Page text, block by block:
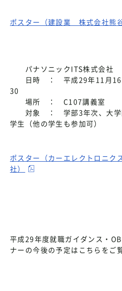
ポスター（建設業 株式会社熊谷
パナソニックITS株式会社
日時 ： 平成29年11月16
30
場所 ： C107講義室
対象 ： 学部3年次、大学
学生（他の学生も参加可）
ポスター（カーエレクトロニク
社）
平成29年度就職ガイダンス・
ナーの今後の予定はこちらをご